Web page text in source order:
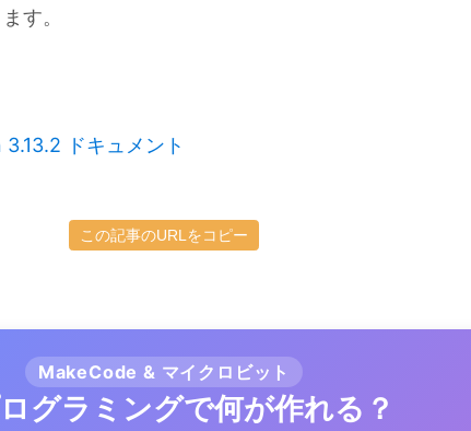
す。
ドキュメント
この記事のURLをコピー
MakeCode & マイクロビット
グラミングで何が作れる？